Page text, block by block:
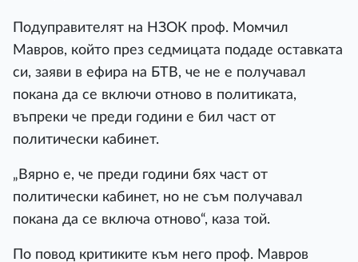
Подуправителят на НЗОК проф. Момчил
Мавров, който през седмицата подаде оставката
си, заяви в ефира на БТВ, че не е получавал
покана да се включи отново в политиката,
въпреки че преди години е бил част от
политически кабинет.
„Вярно е, че преди години бях част от
политически кабинет, но не съм получавал
покана да се включа отново“, каза той.
По повод критиките към него проф. Мавров